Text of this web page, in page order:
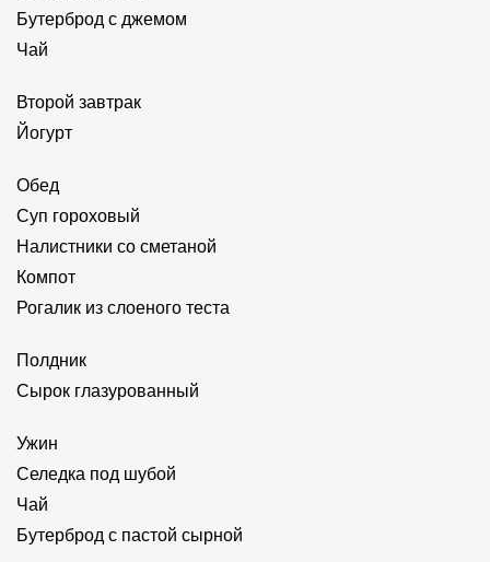
Бутерброд с джемом
Чай
Второй завтрак
Йогурт
Обед
Суп гороховый
Налистники со сметаной
Компот
Рогалик из слоеного теста
Полдник
Сырок глазурованный
Ужин
Селедка под шубой
Чай
Бутерброд с пастой сырной